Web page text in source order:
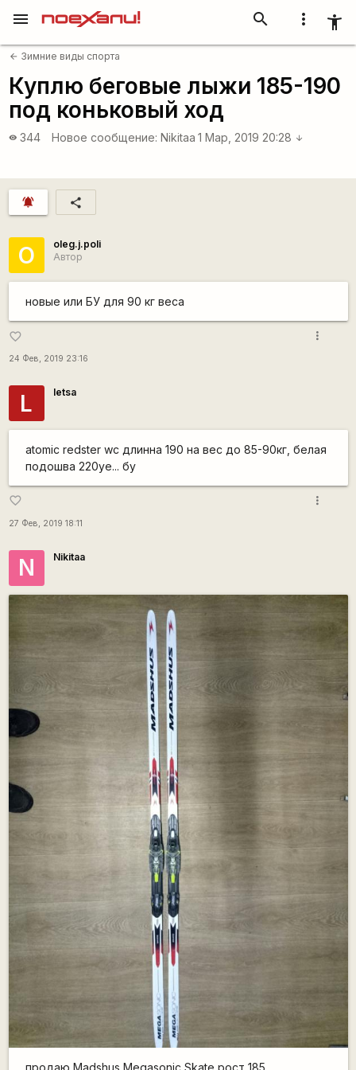
more_vert accessibility_new
search
menu
arrow_back Зимние виды спорта
Куплю беговые лыжи 185-190
под коньковый ход
visibility 344 Новое сообщение: Nikitaa 1 Мар, 2019 20:28 arrow_downward
notifications_active share
O
oleg.j.poli
Автор
новые или БУ для 90 кг веса
favorite_border
24 Фев, 2019 23:16
more_vert
L letsa
atomic redster wc длинна 190 на вес до 85-90кг, белая
подошва 220уе... бу
favorite_border
27 Фев, 2019 18:11
more_vert
N Nikitaa
продаю Madshus Megasonic Skate рост 185